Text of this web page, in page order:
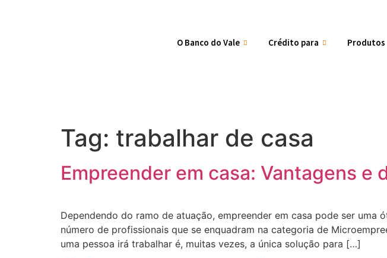
O Banco do Vale Crédito para Produtos
Tag: trabalhar de casa
Empreender em casa: Vantagens
Dependendo do ramo de atuação, empreender em casa pode ser
número de profissionais que se enquadram na categoria de
uma pessoa irá trabalhar é, muitas vezes, a única solução para […]